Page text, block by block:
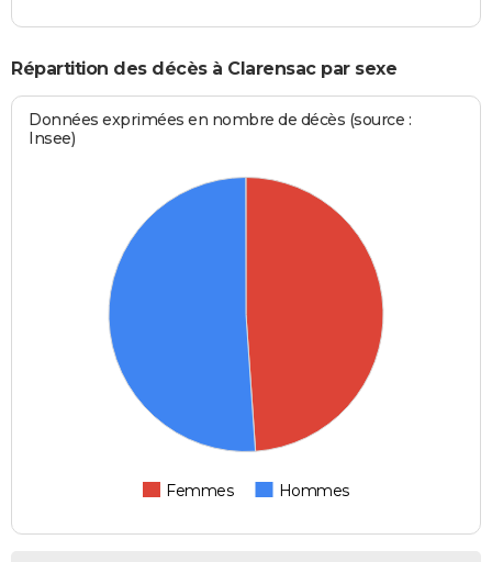
Répartition des décès à Clarensac par sexe
Données exprimées en nombre de décès (source :
Insee)
Femmes Hommes